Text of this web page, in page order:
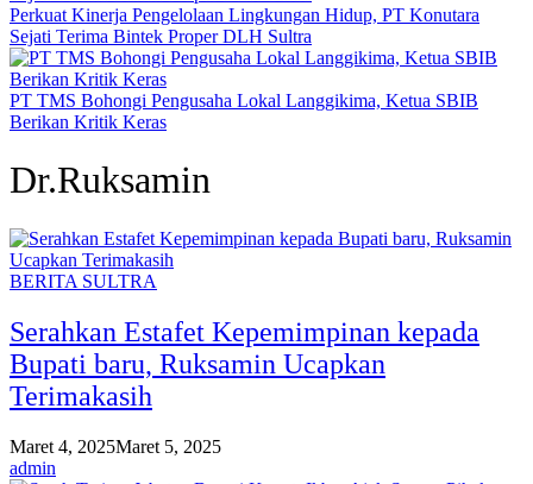
Perkuat Kinerja Pengelolaan Lingkungan Hidup, PT Konutara
Sejati Terima Bintek Proper DLH Sultra
PT TMS Bohongi Pengusaha Lokal Langgikima, Ketua SBIB
Berikan Kritik Keras
Dr.Ruksamin
BERITA SULTRA
Serahkan Estafet Kepemimpinan kepada
Bupati baru, Ruksamin Ucapkan
Terimakasih
Maret 4, 2025Maret 5, 2025
admin